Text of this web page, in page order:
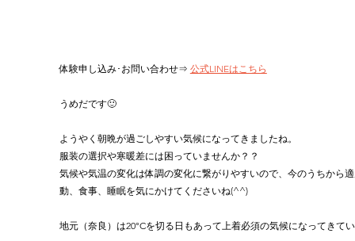
体験申し込み･お問い合わせ⇒ 公式LINEはこちら
うめだです🙂
ようやく朝晩が過ごしやすい気候になってきましたね。
服装の選択や寒暖差には困っていませんか？？
気候や気温の変化は体調の変化に繋がりやすいので、今のうちから
動、食事、睡眠を気にかけてくださいね(^^)
地元（奈良）は20°Cを切る日もあって上着必須の気候になってきて